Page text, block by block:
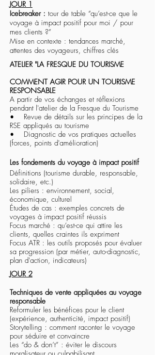
JOUR 1
Icebreaker : tour de table “qu’est-ce que le
voyage à impact positif pour moi / pour
mes clients ?”
Mise en contexte : tendances marché,
attentes des voyageurs, chiffres clés
ATELIER "LA FRESQUE DU TOURISME
COMMENT AGIR POUR UN TOURISME
RESPONSABLE
A partir de vos échanges et réflexions
pendant l'atelier de la Fresque du Tourisme
• Revue de détails sur les principes de la
RSE appliqués au tourisme
• Diagnostic de vos pratiques actuelles
(forces, points d'amélioration)
Les fondements du voyage à impact positif
Définitions (tourisme durable, responsable,
solidaire, etc.)
Les piliers : environnement, social,
économique, culturel
Études de cas : exemples concrets de
voyages à impact positif réussis
Focus marché : qu’est-ce qui attire les
clients, quelles craintes ils expriment
Focus ATR : les outils proposés pour évaluer
sa progression (par métier, auto-diagnostic,
plan d'action, indicateurs)
JOUR 2
Techniques de vente appliquées au voyage
responsable
Reformuler les bénéfices pour le client
(expérience, authenticité, impact positif)
Storytelling : comment raconter le voyage
pour séduire et convaincre
Les “do & don’t” : éviter le discours